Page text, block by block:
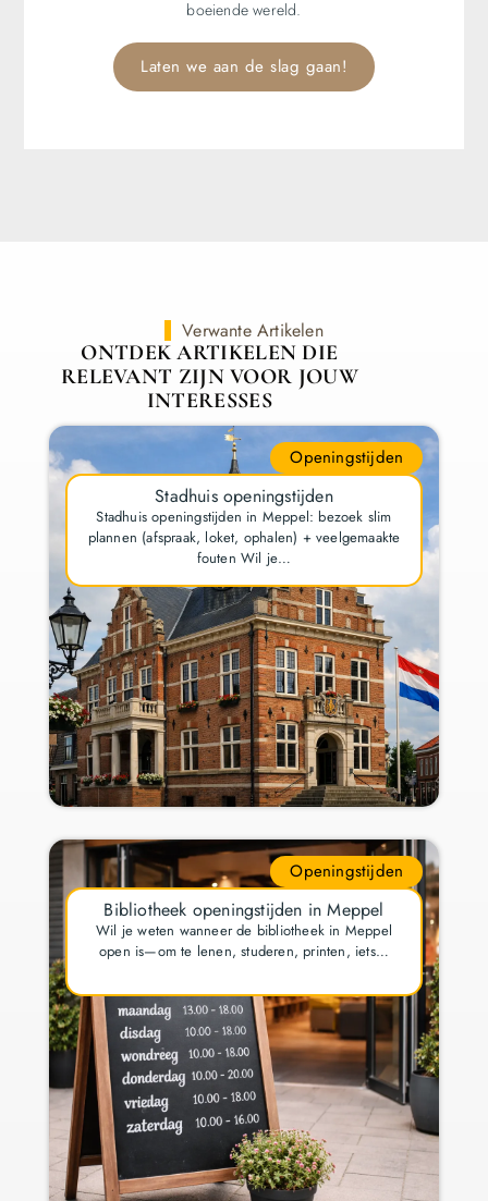
boeiende wereld.
Laten we aan de slag gaan!
Verwante Artikelen
ONTDEK ARTIKELEN DIE
RELEVANT ZIJN VOOR JOUW
INTERESSES
Openingstijden
Stadhuis openingstijden
Stadhuis openingstijden in Meppel: bezoek slim
plannen (afspraak, loket, ophalen) + veelgemaakte
fouten Wil je…
Openingstijden
Bibliotheek openingstijden in Meppel
Wil je weten wanneer de bibliotheek in Meppel
open is—om te lenen, studeren, printen, iets…